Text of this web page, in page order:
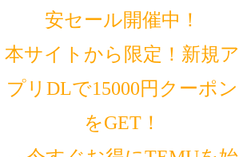
安セール開催中！
本サイトから限定！新規ア
プリDLで15000円クーポン
をGET！